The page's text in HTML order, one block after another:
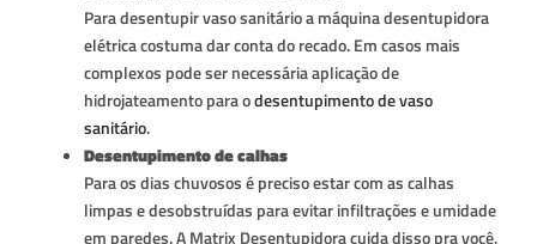
Para desentupir vaso sanitário a máquina desentupidora
elétrica costuma dar conta do recado. Em casos mais
complexos pode ser necessária aplicação de
hidrojateamento para odesentupimento de vaso
sanitário.
Desentupimento de calhas
Para os dias chuvosos é preciso estar com as calhas
limpas e desobstruídas para evitar infiltrações e umidade
em paredes. A Matrix Desentupidora cuida disso pra você.